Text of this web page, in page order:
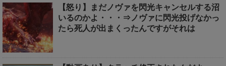
【怒り】まだノヴァを閃光キャンセルする沼
いるのかよ・・・⇒ノヴァに閃光投げなかっ
たら死人が出まくったんですがそれは